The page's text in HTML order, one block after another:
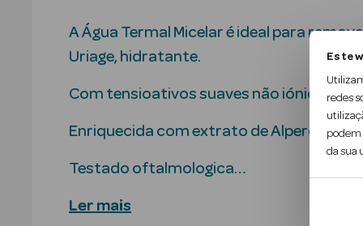
Este
redes
podem
da sua
A Água Termal Micelar é ideal para
Uriage, hidratante.
Com tensioativos suaves não iónicos,
Enriquecida com extrato de Alperce,
Testado oftalmologica…
Ler mais